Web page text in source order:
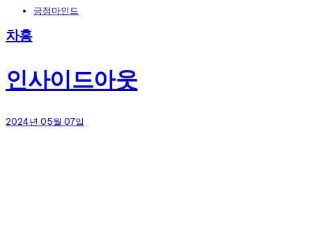
긍정마인드
차홍
인사이드아웃
2024년 05월 07일